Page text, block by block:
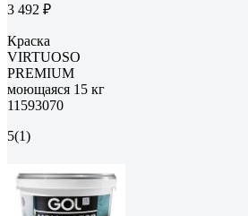
3 492 ₽
Краска
VIRTUOSO
PREMIUM
моющаяся 15 кг
11593070
5(1)